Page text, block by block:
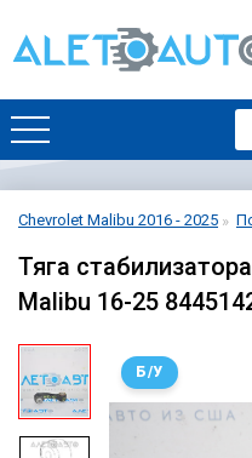
Chevrolet Malibu 2016 - 2025
Тяга
Malibu 16-25
Б/У